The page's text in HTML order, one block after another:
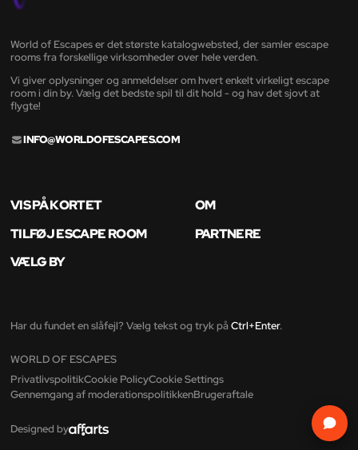
World of Escapes er det største katalogwebsted, der samler escape
rooms fra forskellige virksomheder over hele verden.
Vi giver oplysninger og anmeldelser om hvert enkelt virkeligt escape
room i din by. Vælg det bedste spil til dit hold - og hav det sjovt at
flygte!
INFO@WORLDOFESCAPES.COM
VIS PÅ KORTET
OM
TILFØJ ESCAPE ROOM
PARTNERE
VÆLG BY
Har du fundet en slåfejl? Vælg tekst og tryk på Ctrl+Enter.
WORLD OF ESCAPES
PrivatlivspolitikCookie PolicyCookie Settings
Gennemgang af moderationspolitikkenBrugeraftale
Designed by